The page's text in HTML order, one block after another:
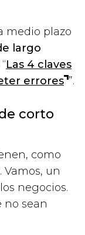
medio plazo
largo
Las 4 claves
errores ”.
corto
como
. Vamos, un
negocios.
no sean